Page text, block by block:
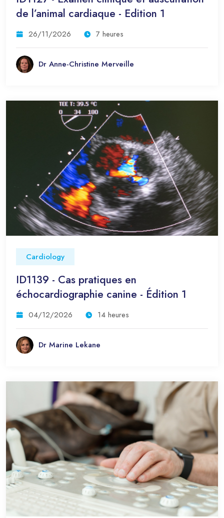
de l’animal cardiaque - Edition 1
26/11/2026 7 heures
Dr Anne-Christine Merveille
Cardiology
ID1139 - Cas pratiques en
échocardiographie canine - Édition 1
04/12/2026 14 heures
Dr Marine Lekane